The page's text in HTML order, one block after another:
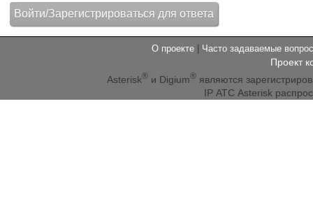
О проекте Часто задаваемые
Проект
Asterisk® и Digium® являются
IP АТС Asterisk